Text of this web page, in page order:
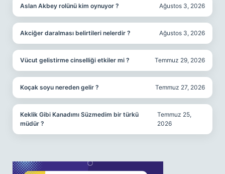
Aslan Akbey rolünü kim oynuyor ? Ağustos 3, 2026
Akciğer daralması belirtileri nelerdir ? Ağustos 3, 2026
Vücut gelistirme cinselliği etkiler mi ? Temmuz 29, 2026
Koçak soyu nereden gelir ? Temmuz 27, 2026
Keklik Gibi Kanadımı Süzmedim bir türkü
müdür ?
Temmuz 25,
2026